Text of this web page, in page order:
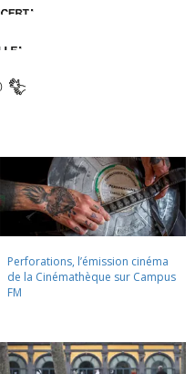
Perforations, l’émission cinéma
de la Cinémathèque sur Campus
FM